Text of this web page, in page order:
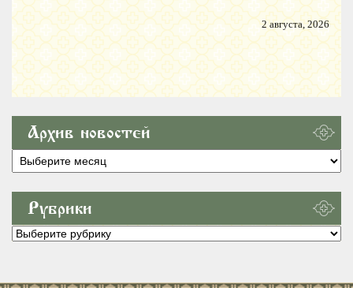
2 августа, 2026
Архив новостей
Архив
новостей
Рубрики
Рубрики